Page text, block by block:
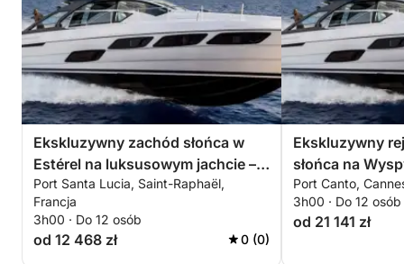
Ekskluzywny zachód słońca w
Estérel na luksusowym jachcie –
sekretne zatoczki i wrażenia
premium w ramach all-inclusive
Port Santa Lucia, Saint-Raphaël,
Francja
3h00 · Do 12 osób
od 12 468 zł 0 (0)
Ekskluzywny
słońca na
luksusowym
– prywatne
inclusive
Port Canto,
3h00 · Do 12 osób
od 21 141 zł